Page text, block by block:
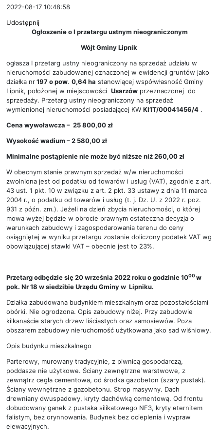
2022-08-17 10:48:58
Udostępnij
Ogłoszenie o I przetargu ustnym nieograniczonym
Wójt Gminy Lipnik
ogłasza I przetarg ustny nieograniczony na sprzedaż udziału w
nieruchomości zabudowanej oznaczonej w ewidencji gruntów jako
działka nr197 o pow. 0,64 ha stanowiącej współwłasność Gminy
Lipnik, położonej w miejscowości Usarzów przeznaczonej do
sprzedaży. Przetarg ustny nieograniczony na sprzedaż
wymienionej nieruchomości posiadającej KW KI1T/00041456/4 .
Cena wywoławcza – 25 800,00 zł
Wysokość wadium – 2 580,00 zł
Minimalne postąpienie nie może być niższe niż 260,00 zł
W obecnym stanie prawnym sprzedaż w/w nieruchomości
zwolniona jest od podatku od towarów i usług (VAT), zgodnie z art.
43 ust. 1 pkt. 10 w związku z art. 2 pkt. 33 ustawy z dnia 11 marca
2004 r., o podatku od towarów i usług (t. j. Dz. U. z 2022 r. poz.
931 z późn. zm.). Jeżeli na dzień zbycia nieruchomości, o której
mowa wyżej będzie w obrocie prawnym ostateczna decyzja o
warunkach zabudowy i zagospodarowania terenu do ceny
osiągniętej w wyniku przetargu zostanie doliczony podatek VAT wg
obowiązującej stawki VAT – obecnie jest to 23%.
Przetarg odbędzie się 20 września 2022 roku o godzinie 1000w
pok. Nr 18 w siedzibie Urzędu Gminy w Lipniku.
Działka zabudowana budynkiem mieszkalnym oraz pozostałościami
obórki. Nie ogrodzona. Opis zabudowy niżej. Przy zabudowie
kilkanaście starych drzew liściastych oraz samosiewów. Poza
obszarem zabudowy nieruchomość użytkowana jako sad wiśniowy.
Opis budynku mieszkalnego
Parterowy, murowany tradycyjnie, z piwnicą gospodarczą,
poddasze nie użytkowe. Ściany zewnętrzne warstwowe, z
zewnątrz cegła cementowa, od środka gazobeton (szary pustak).
Ściany wewnętrzne z gazobetonu. Strop masywny. Dach
drewniany dwuspadowy, kryty dachówką cementową. Od frontu
dobudowany ganek z pustaka silikatowego NF3, kryty eternitem
falistym, bez orynnowania. Budynek bez ocieplenia i wypraw
elewacyjnych.